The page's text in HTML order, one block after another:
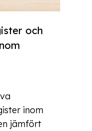
och
inom
jämfört